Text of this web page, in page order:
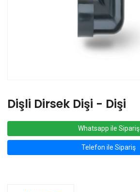
Dişli Dirsek Dişi - Dişi
Whatsapp ile Sipariş
Telefon ile Sipariş